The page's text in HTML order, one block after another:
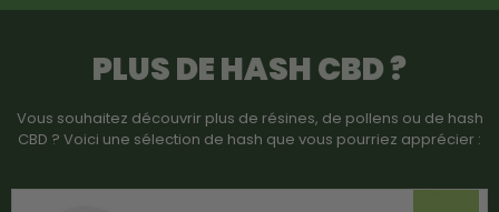
PLUS DE HASH CBD ?
Vous souhaitez découvrir plus de résines, de pollens ou de hash
CBD ? Voici une sélection de hash que vous pourriez apprécier :